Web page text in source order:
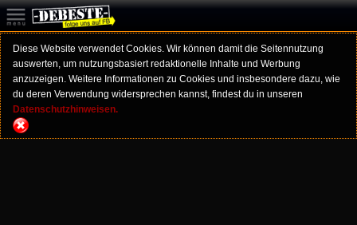
Diese Website verwendet Cookies. Wir können damit die Seitennutzung
auswerten, um nutzungsbasiert redaktionelle Inhalte und Werbung
anzuzeigen. Weitere Informationen zu Cookies und insbesondere dazu, wie
du deren Verwendung widersprechen kannst, findest du in unseren
Datenschutzhinweisen.